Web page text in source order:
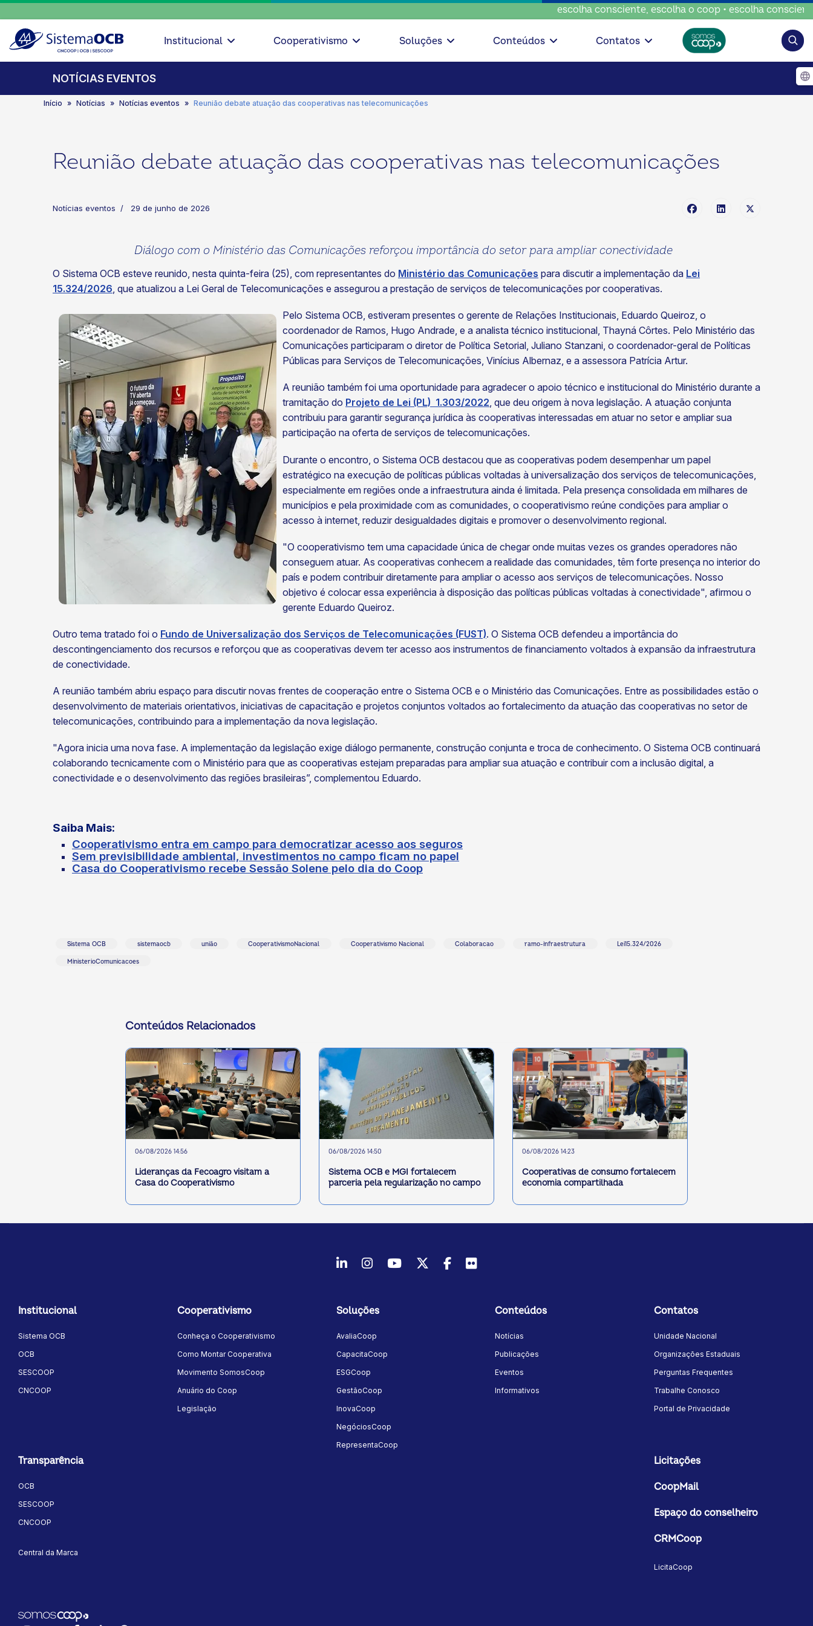
escolha consciente, escolha o coop • escolha consciente,
Institucional Cooperativismo Soluções Conteúdos Contatos
NOTÍCIAS EVENTOS
Início Notícias Notícias eventos Reunião debate atuação das cooperativas nas telecomunicações
Reunião debate atuação das cooperativas nas telecomunicações
Notícias eventos 29 de junho de 2026
Diálogo com o Ministério das Comunicações reforçou importância do setor para ampliar conectividade
O Sistema OCB esteve reunido, nesta quinta-feira (25), com representantes do Ministério das Comunicações para discutir a implementação da Lei
15.324/2026, que atualizou a Lei Geral de Telecomunicações e assegurou a prestação de serviços de telecomunicações por cooperativas.
Pelo Sistema OCB, estiveram presentes o gerente de Relações Institucionais, Eduardo Queiroz, o
coordenador de Ramos, Hugo Andrade, e a analista técnico institucional, Thayná Côrtes. Pelo Ministério das
Comunicações participaram o diretor de Política Setorial, Juliano Stanzani, o coordenador-geral de Políticas
Públicas para Serviços de Telecomunicações, Vinícius Albernaz, e a assessora Patrícia Artur.
A reunião também foi uma oportunidade para agradecer o apoio técnico e institucional do Ministério durante a
tramitação do Projeto de Lei (PL) 1.303/2022, que deu origem à nova legislação. A atuação conjunta
contribuiu para garantir segurança jurídica às cooperativas interessadas em atuar no setor e ampliar sua
participação na oferta de serviços de telecomunicações.
Durante o encontro, o Sistema OCB destacou que as cooperativas podem desempenhar um papel
estratégico na execução de políticas públicas voltadas à universalização dos serviços de telecomunicações,
especialmente em regiões onde a infraestrutura ainda é limitada. Pela presença consolidada em milhares de
municípios e pela proximidade com as comunidades, o cooperativismo reúne condições para ampliar o
acesso à internet, reduzir desigualdades digitais e promover o desenvolvimento regional.
"O cooperativismo tem uma capacidade única de chegar onde muitas vezes os grandes operadores não
conseguem atuar. As cooperativas conhecem a realidade das comunidades, têm forte presença no interior do
país e podem contribuir diretamente para ampliar o acesso aos serviços de telecomunicações. Nosso
objetivo é colocar essa experiência à disposição das políticas públicas voltadas à conectividade", afirmou o
gerente Eduardo Queiroz.
Outro tema tratado foi o Fundo de Universalização dos Serviços de Telecomunicações (FUST). O Sistema OCB defendeu a importância do
descontingenciamento dos recursos e reforçou que as cooperativas devem ter acesso aos instrumentos de financiamento voltados à expansão da infraestrutura
de conectividade.
A reunião também abriu espaço para discutir novas frentes de cooperação entre o Sistema OCB e o Ministério das Comunicações. Entre as possibilidades estão o
desenvolvimento de materiais orientativos, iniciativas de capacitação e projetos conjuntos voltados ao fortalecimento da atuação das cooperativas no setor de
telecomunicações, contribuindo para a implementação da nova legislação.
"Agora inicia uma nova fase. A implementação da legislação exige diálogo permanente, construção conjunta e troca de conhecimento. O Sistema OCB continuará
colaborando tecnicamente com o Ministério para que as cooperativas estejam preparadas para ampliar sua atuação e contribuir com a inclusão digital, a
conectividade e o desenvolvimento das regiões brasileiras”, complementou Eduardo.
Saiba Mais:
Cooperativismo entra em campo para democratizar acesso aos seguros
Sem previsibilidade ambiental, investimentos no campo ficam no papel
Casa do Cooperativismo recebe Sessão Solene pelo dia do Coop
Sistema OCB sistemaocb união CooperativismoNacional Cooperativismo Nacional Colaboracao ramo-infraestrutura Lei15.324/2026
MinisterioComunicacoes
Conteúdos Relacionados
06/08/2026 14:56
Lideranças da Fecoagro visitam a
Casa do Cooperativismo
06/08/2026 14:50
Sistema OCB e MGI fortalecem
parceria pela regularização no campo
06/08/2026 14:23
Cooperativas de consumo fortalecem
economia compartilhada
LinkedInInstagram
YoutubeTwitter/X
Facebook
Flickr
Institucional
Sistema OCB
OCB
SESCOOP
CNCOOP
Cooperativismo
Conheça o Cooperativismo
Como Montar Cooperativa
Movimento SomosCoop
Anuário do Coop
Legislação
Soluções
AvaliaCoop
CapacitaCoop
ESGCoop
GestãoCoop
InovaCoop
NegóciosCoop
RepresentaCoop
Conteúdos
Notícias
Publicações
Eventos
Informativos
Contatos
Unidade Nacional
Organizações Estaduais
Perguntas Frequentes
Trabalhe Conosco
Portal de Privacidade
Transparência
OCB
SESCOOP
CNCOOP
Central da Marca
Licitações
CoopMail
Espaço do conselheiro
CRMCoop
LicitaCoop